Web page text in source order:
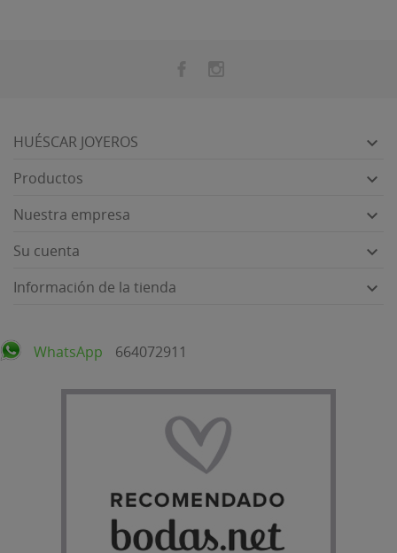
HUÉSCAR JOYEROS 
Productos 
Nuestra empresa 
Su cuenta 
Información de la tienda 
WhatsApp 664072911